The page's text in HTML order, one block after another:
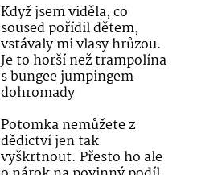
Když jsem viděla, co
soused pořídil dětem,
vstávaly mi vlasy hrůzou.
Je to horší než trampolína
s bungee jumpingem
dohromady
Potomka nemůžete z
dědictví jen tak
vyškrtnout. Přesto ho ale